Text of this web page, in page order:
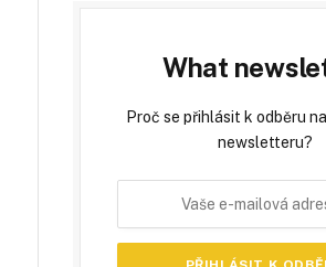
What
Proč se přihlásit k odběru
newsletteru?